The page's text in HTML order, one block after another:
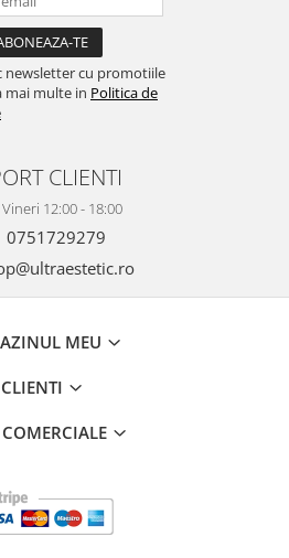
newsletter cu promotiile
mai multe in Politica de
CLIENTI
12:00 - 18:00
0751729279
MEU
CLIENTI